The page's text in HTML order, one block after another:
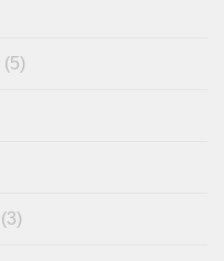
(5)
(3)